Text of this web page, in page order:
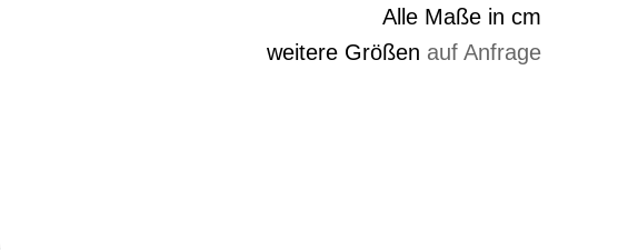
Alle Maße in cm
weitere Größen auf Anfrage